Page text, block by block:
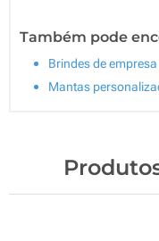
Também pode
Brindes de
Mantas